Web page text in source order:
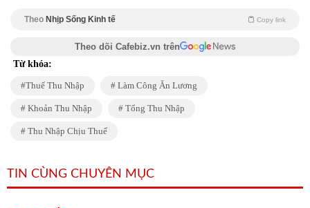
Theo Nhịp Sống Kinh tế Copy link
Theo dõi Cafebiz.vn trên
Từ khóa:
Thuế Thu Nhập Làm Công Ăn Lương
Khoản Thu Nhập Tổng Thu Nhập
Thu Nhập Chịu Thuế
TIN CÙNG CHUYÊN MỤC